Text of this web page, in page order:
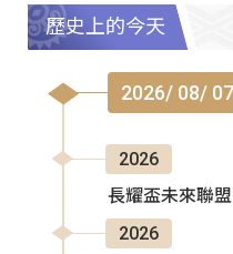
歷史上的今天
2026/ 08/ 07
2026
長耀盃未來聯
2026